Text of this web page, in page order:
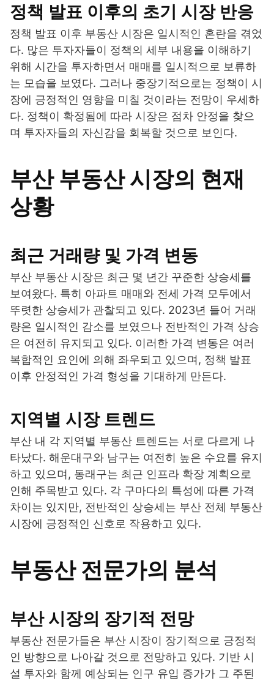
정책 발표 이후의 초기 시장 반응
정책 발표 이후 부동산 시장은 일시적인 혼란을 겪었
다. 많은 투자자들이 정책의 세부 내용을 이해하기
위해 시간을 투자하면서 매매를 일시적으로 보류하
는 모습을 보였다. 그러나 중장기적으로는 정책이 시
장에 긍정적인 영향을 미칠 것이라는 전망이 우세하
다. 정책이 확정됨에 따라 시장은 점차 안정을 찾으
며 투자자들의 자신감을 회복할 것으로 보인다.
부산 부동산 시장의 현재
상황
최근 거래량 및 가격 변동
부산 부동산 시장은 최근 몇 년간 꾸준한 상승세를
보여왔다. 특히 아파트 매매와 전세 가격 모두에서
뚜렷한 상승세가 관찰되고 있다. 2023년 들어 거래
량은 일시적인 감소를 보였으나 전반적인 가격 상승
은 여전히 유지되고 있다. 이러한 가격 변동은 여러
복합적인 요인에 의해 좌우되고 있으며, 정책 발표
이후 안정적인 가격 형성을 기대하게 만든다.
지역별 시장 트렌드
부산 내 각 지역별 부동산 트렌드는 서로 다르게 나
타났다. 해운대구와 남구는 여전히 높은 수요를 유지
하고 있으며, 동래구는 최근 인프라 확장 계획으로
인해 주목받고 있다. 각 구마다의 특성에 따른 가격
차이는 있지만, 전반적인 상승세는 부산 전체 부동산
시장에 긍정적인 신호로 작용하고 있다.
부동산 전문가의 분석
부산 시장의 장기적 전망
부동산 전문가들은 부산 시장이 장기적으로 긍정적
인 방향으로 나아갈 것으로 전망하고 있다. 기반 시
설 투자와 함께 예상되는 인구 유입 증가가 그 주된